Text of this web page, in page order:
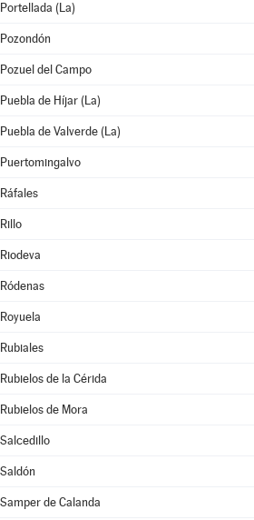
Portellada (La)
Pozondón
Pozuel del Campo
Puebla de Híjar (La)
Puebla de Valverde (La)
Puertomingalvo
Ráfales
Rillo
Riodeva
Ródenas
Royuela
Rubiales
Rubielos de la Cérida
Rubielos de Mora
Salcedillo
Saldón
Samper de Calanda